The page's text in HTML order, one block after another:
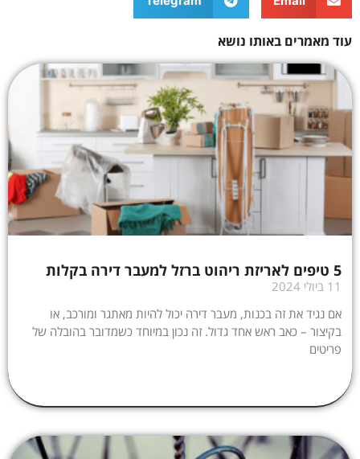
עוד מאמרים באותו נושא
5 טיפים לאריזת ריהוט ברזל למעבר דירה בקלות
11 ביולי 2024
אם נגיד את זה בכנות, מעבר דירה יכול להיות מאתגר ומורכב, או
בקיצור – כאב ראש אחד גדול. זה נכון במיוחד כשמדובר בהובלה של
פריטים